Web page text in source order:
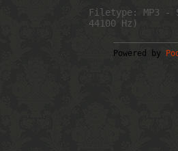
Filetype: MP3 -
44100 Hz)
Powered by